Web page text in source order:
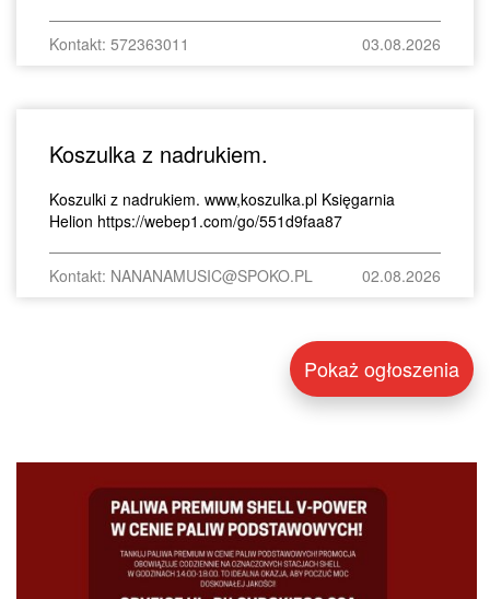
Kontakt: 572363011 03.08.2026
Koszulka z nadrukiem.
Koszulki z nadrukiem. www,koszulka.pl Księgarnia
Helion https://webep1.com/go/551d9faa87
Kontakt: NANANAMUSIC@SPOKO.PL 02.08.2026
Pokaż ogłoszenia